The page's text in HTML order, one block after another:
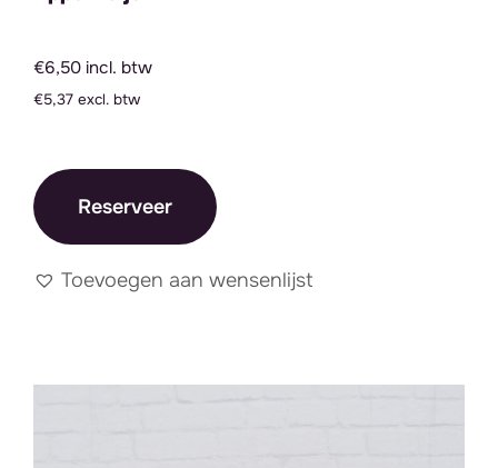
€6,50 incl. btw
€5,37 excl. btw
Reserveer
Toevoegen aan wensenlijst